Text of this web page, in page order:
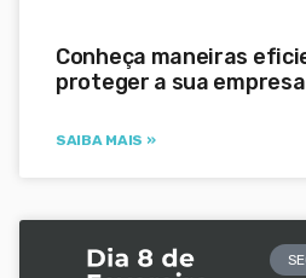
Conheça maneiras
proteger a sua empresa
SAIBA MAIS »